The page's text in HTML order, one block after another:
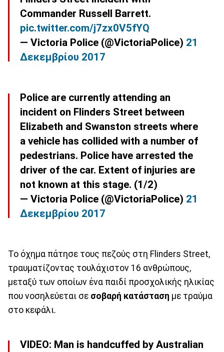
Commander Russell Barrett.
pic.twitter.com/j7zx0V5fYQ
— Victoria Police (@VictoriaPolice) 21
Δεκεμβρίου 2017
Police are currently attending an
incident on Flinders Street between
Elizabeth and Swanston streets where
a vehicle has collided with a number of
pedestrians. Police have arrested the
driver of the car. Extent of injuries are
not known at this stage. (1/2)
— Victoria Police (@VictoriaPolice) 21
Δεκεμβρίου 2017
Το όχημα πάτησε τους πεζούς στη Flinders Street,
τραυματίζοντας τουλάχιστον 16 ανθρώπους,
μεταξύ των οποίων ένα παιδί προσχολικής ηλικίας
που νοσηλεύεται σε σοβαρή κατάσταση με τραύμα
στο κεφάλι.
VIDEO: Man is handcuffed by Australian